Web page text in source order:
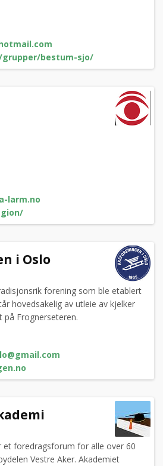
grupper/bestum-sjo/
larm.no
i Oslo
forening som ble etablert
hovedsakelig av utleie av kjelker
på Frognerseteren.
et foredragsforum for alle over 60
Vestre Aker. Akademiet